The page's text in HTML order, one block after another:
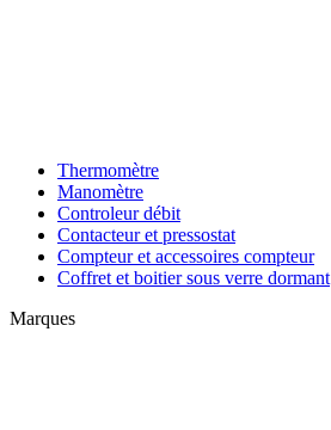
Thermomètre
Manomètre
Controleur débit
Contacteur et pressostat
Compteur et accessoires compteur
Coffret et boitier sous verre dormant
Marques